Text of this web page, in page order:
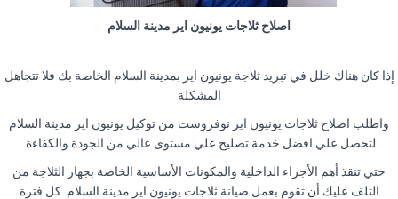
اصلاح ثلاجات يونيون اير مدينة السلام
إذا كان هناك خلل في تبريد ثلاجة يونيون اير بمدينة السلام الخاصة بك فلا تتجاهل
المشكلة
واطلب اصلاح ثلاجات يونيون اير نوفروست من توكيل يونيون اير مدينة السلام
لتحصل علي افضل خدمة تصليح علي مستوى عالي من الجودة والكفاءة
حتي تنقذ أهم الأجزاء الداخلية والمكونات الأساسية الخاصة بجهاز الثلاجة من
التلف عليك أن تقوم بعمل صيانة ثلاجات يونيون اير مدينة السلام كل فترة